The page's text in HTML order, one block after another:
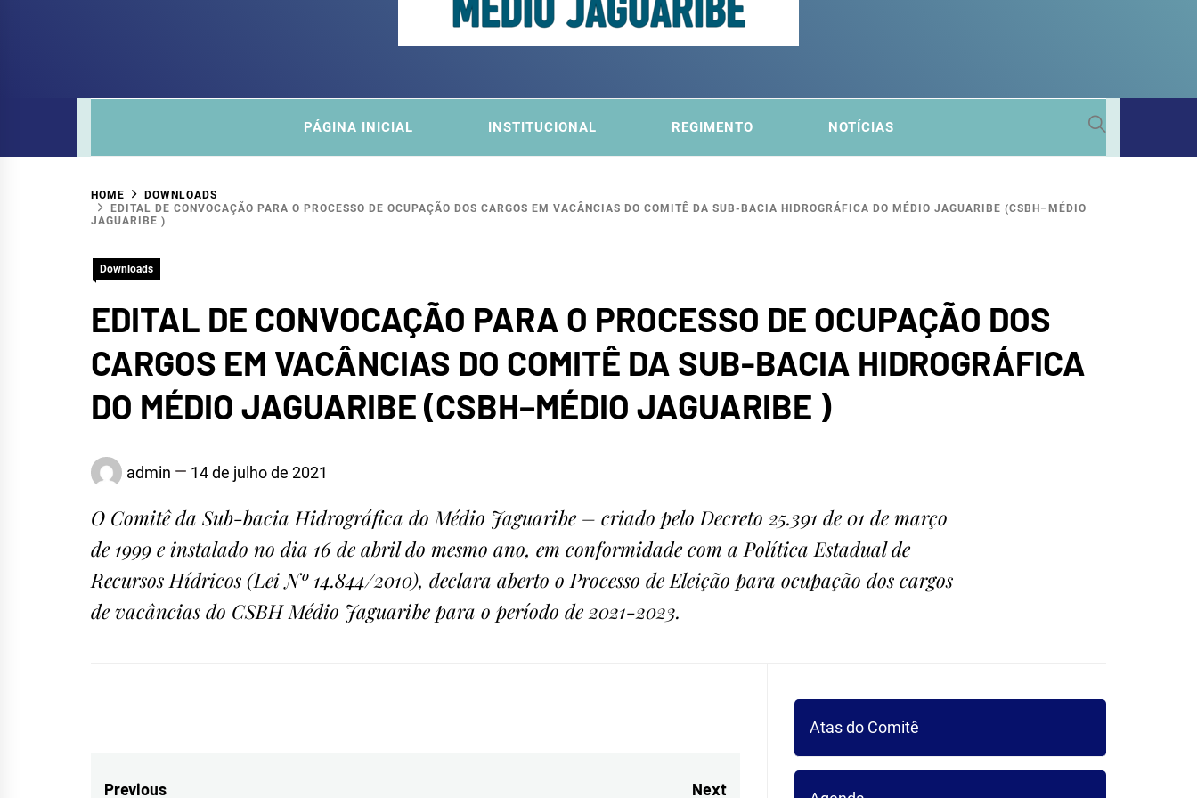
COMITÊ DA SUB-
BACIA
HIDROGRÁFICA DO
MÉDIO JAGUARIBE
PÁGINA INICIAL INSTITUCIONAL REGIMENTO NOTÍCIAS
HOME
DOWNLOADS
EDITAL DE CONVOCAÇÃO PARA O PROCESSO DE OCUPAÇÃO DOS CARGOS EM VACÂNCIAS DO COMITÊ DA SUB-BACIA HIDROGRÁFICA DO MÉDIO JAGUARIBE (CSBH–MÉDIO
JAGUARIBE )
Downloads
EDITAL DE CONVOCAÇÃO PARA O PROCESSO DE OCUPAÇÃO DOS
CARGOS EM VACÂNCIAS DO COMITÊ DA SUB-BACIA HIDROGRÁFICA
DO MÉDIO JAGUARIBE (CSBH–MÉDIO JAGUARIBE )
admin 14 de julho de 2021
O Comitê da Sub-bacia Hidrográfica do Médio Jaguaribe – criado pelo Decreto 25.391 de 01 de março
de 1999 e instalado no dia 16 de abril do mesmo ano, em conformidade com a Política Estadual de
Recursos Hídricos (Lei Nº 14.844/2010), declara aberto o Processo de Eleição para ocupação dos cargos
de vacâncias do CSBH Médio Jaguaribe para o período de 2021-2023.
Previous Next
Atas do Comitê